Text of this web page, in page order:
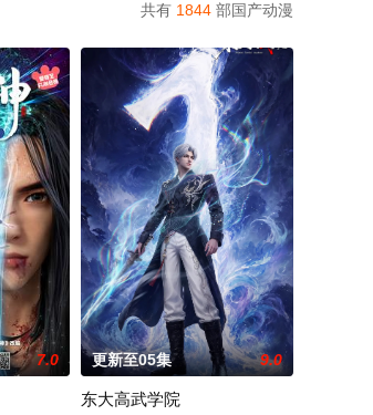
共有 1844 部国产动漫
7.0 更新至05集 9.0
东大高武学院